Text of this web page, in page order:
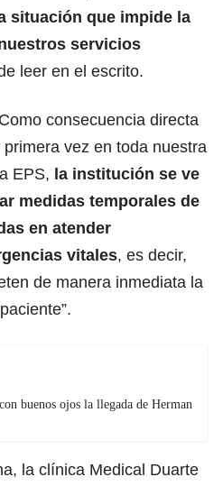
situación que impide la
servicios
leer en el escrito.
consecuencia directa
vez en toda nuestra
EPS, la institución se ve
medidas temporales de
en atender
vitales, es decir,
de manera inmediata la
buenos ojos la llegada de Herman
la clínica Medical Duarte